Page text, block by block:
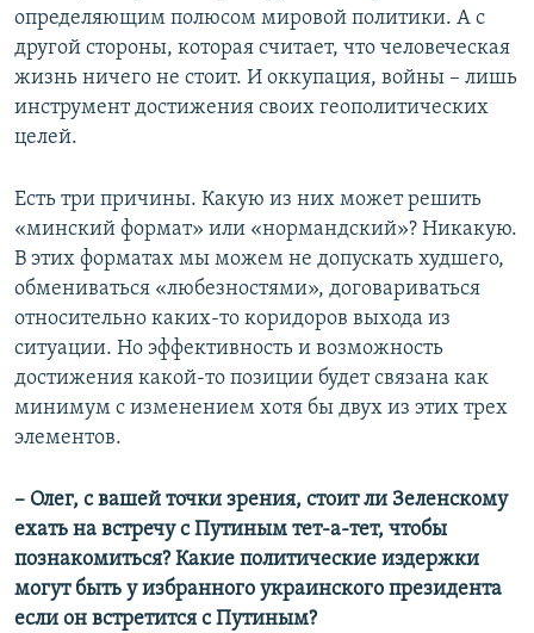
определяющим полюсом мировой политики. А с
другой стороны, которая считает, что человеческая
жизнь ничего не стоит. И оккупация, войны – лишь
инструмент достижения своих геополитических
целей.
Есть три причины. Какую из них может решить
«минский формат» или «нормандский»? Никакую.
В этих форматах мы можем не допускать худшего,
обмениваться «любезностями», договариваться
относительно каких-то коридоров выхода из
ситуации. Но эффективность и возможность
достижения какой-то позиции будет связана как
минимум с изменением хотя бы двух из этих трех
элементов.
– Олег, с вашей точки зрения, стоит ли Зеленскому
ехать на встречу с Путиным тет-а-тет, чтобы
познакомиться? Какие политические издержки
могут быть у избранного украинского президента
если он встретится с Путиным?